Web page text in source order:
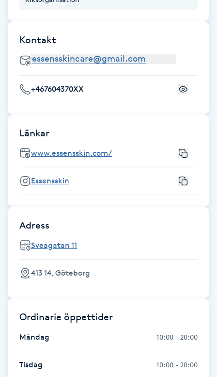
Herrklippning
Hollywood Peel
Hot yoga
Hudföryngring
Huduppstramning
Hyaluronsyra
Hyperhidros
Hypnos
Hårborttagning
Kontakt
+467604370XX
Länkar
www.essensskin.com/
Essensskin
Adress
Sveagatan 11
413 14, Göteborg
Ordinarie öppettider
Måndag 10:00 - 20:00
Tisdag 10:00 - 20:00